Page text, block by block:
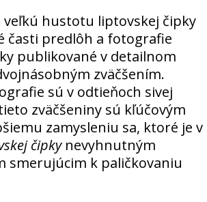
veľkú hustotu liptovskej čipky
časti predlôh a fotografie
publikované v detailnom
zväčšením.
sú v odtieňoch sivej
zväčšeniny sú kľúčovým
zamysleniu sa, ktoré je v
čipkynevyhnutným
smerujúcim k paličkovaniu